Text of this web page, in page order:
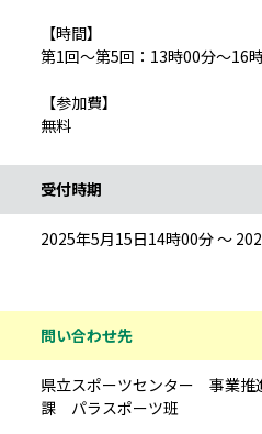
【時間】
第1回～第5回：13時00分～16
【参加費】
無料
受付時期
2025年5月15日14時00分 ～
問い合わせ先
県立スポーツセンター 事業
課 パラスポーツ班